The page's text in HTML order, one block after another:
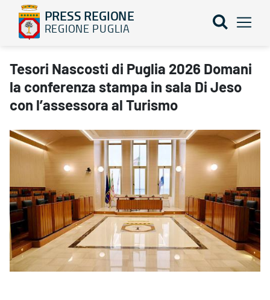
PRESS REGIONE
REGIONE PUGLIA
Tesori Nascosti di Puglia 2026 Domani la conferenza stampa in
Tesori Nascosti di Puglia 2026 Domani
la conferenza stampa in sala Di Jeso
con l’assessora al Turismo